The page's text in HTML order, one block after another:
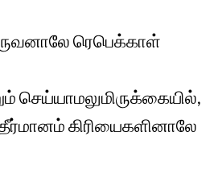
ரெபெக்காள்
கிரியைகளினாலே